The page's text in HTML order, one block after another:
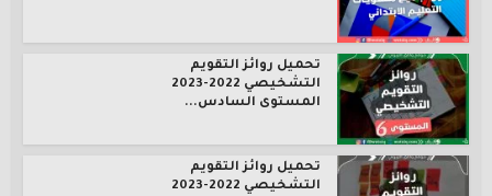
تحميل روائز التقويم
التشخيصي 2022-2023
المستوى السادس...
تحميل روائز التقويم
التشخيصي 2022-2023